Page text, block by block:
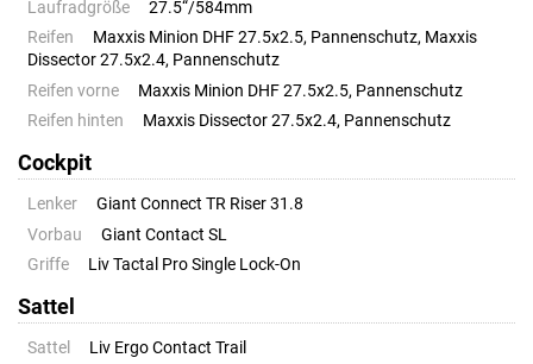
Laufradgröße
27.5“/584mm
Reifen
Maxxis Minion DHF 27.5x2.5, Pannenschutz, Maxxis
Dissector 27.5x2.4, Pannenschutz
Reifen vorne
Maxxis Minion DHF 27.5x2.5, Pannenschutz
Reifen hinten
Maxxis Dissector 27.5x2.4, Pannenschutz
Cockpit
Lenker
Giant Connect TR Riser 31.8
Vorbau
Giant Contact SL
Griffe
Liv Tactal Pro Single Lock-On
Sattel
Sattel
Liv Ergo Contact Trail